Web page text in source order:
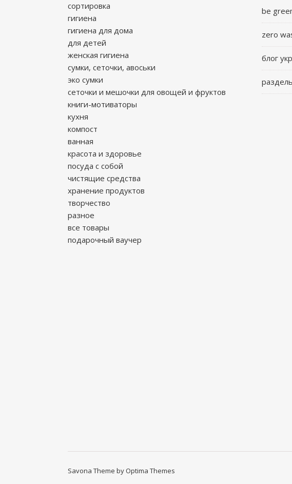
сортировка
гигиена
гигиена для дома
для детей
женская гигиена
сумки, сеточки, авоськи
эко сумки
сеточки и мешочки для овощей и фруктов
книги-мотиваторы
кухня
компост
ванная
красота и здоровье
посуда с собой
чистящие средства
хранение продуктов
творчество
разное
все товары
подарочный ваучер
be
zero
блог
Savona Theme by Optima Themes